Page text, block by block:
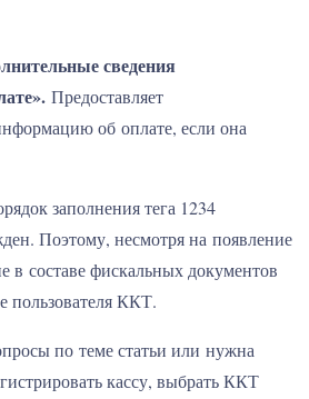
сведения
Предоставляет
об оплате, если она
заполнения тега 1234
Поэтому, несмотря на появление
в составе фискальных документов
пользователя ККТ.
по теме статьи или нужна
кассу, выбрать ККТ